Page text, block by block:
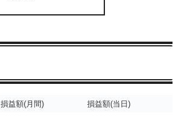
損益額(月間)
損益額(当日)